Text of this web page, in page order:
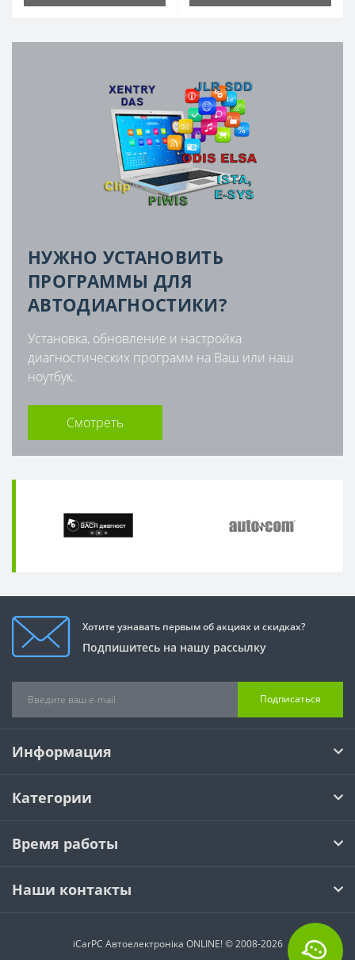
НУЖНО УСТАНОВИТЬ
ПРОГРАММЫ ДЛЯ
АВТОДИАГНОСТИКИ?
Установка, обновление и настройка
диагностических программ на Ваш или наш
ноутбук.
Смотреть
Хотите узнавать первым об акциях и скидках?
Подпишитесь на нашу рассылку
Подписаться
Информация
Категории
Время работы
Наши контакты
iCarPC Автоелектроніка ONLINE! © 2008-2026